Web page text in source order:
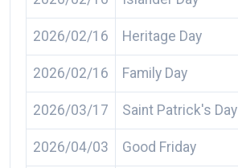
2026/02/16 Heritage Day
2026/02/16 Family Day
2026/03/17 Saint Patrick's Day
2026/04/03 Good Friday